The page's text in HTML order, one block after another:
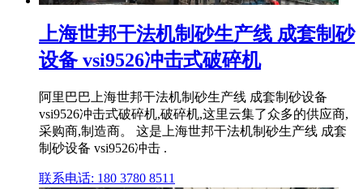
上海世邦干法机制砂生产线 成套制砂
设备 vsi9526冲击式破碎机
阿里巴巴上海世邦干法机制砂生产线 成套制砂设备
vsi9526冲击式破碎机,破碎机,这里云集了众多的供应商,
采购商,制造商。 这是上海世邦干法机制砂生产线 成套
制砂设备 vsi9526冲击 .
联系电话: 180 3780 8511